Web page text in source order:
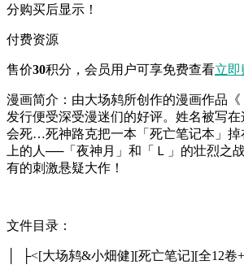
分购买后显示！
付费资源
售价30积分 ，会员用户可享免费查看立即
漫画简介：由大场鸫所创作的漫画作品
发行便受深受漫迷们的好评。姓名被写
会死…死神路克把一本「死亡笔记本」掉
上的人──「夜神月」和「Ｌ」的壮烈之
有的刺激悬疑大作！
文件目录：
│ ├<[大场鸫&小畑健][死亡笔记][全12卷